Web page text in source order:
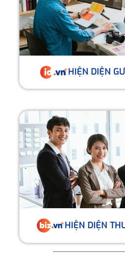
HIỆN DIỆN
HIỆN DIỆN